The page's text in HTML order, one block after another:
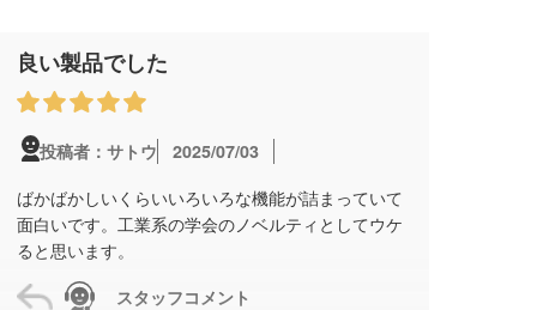
良い製品でした
投稿者：サトウ
2025/07/03
ばかばかしいくらいいろいろな機能が詰まっていて
面白いです。工業系の学会のノベルティとしてウケ
ると思います。
スタッフコメント